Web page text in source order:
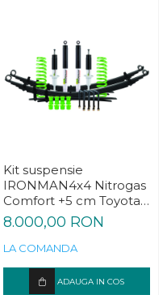
Kit suspensie
IRONMAN4x4 Nitrogas
Comfort +5 cm Toyota
Hilux 2005-2015
8.000,00 RON
LA COMANDA
ADAUGA IN COS